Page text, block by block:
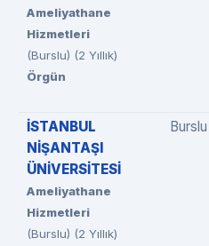
Ameliyathane
Hizmetleri
(Burslu) (2 Yıllık)
Örgün
İSTANBUL
NİŞANTAŞI
ÜNİVERSİTESİ
Ameliyathane
Hizmetleri
(Burslu) (2 Yıllık)
Burslu